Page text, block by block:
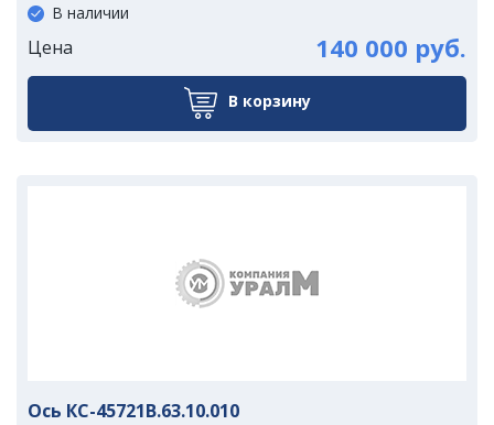
В наличии
Цена 140 000 руб.
В корзину
Ось КС-45721В.63.10.010